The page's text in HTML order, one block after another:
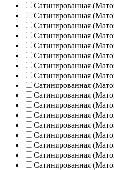
Сатинированная
Сатинированная
Сатинированная
Сатинированная
Сатинированная
Сатинированная
Сатинированная
Сатинированная
Сатинированная
Сатинированная
Сатинированная
Сатинированная
Сатинированная
Сатинированная
Сатинированная
Сатинированная
Сатинированная